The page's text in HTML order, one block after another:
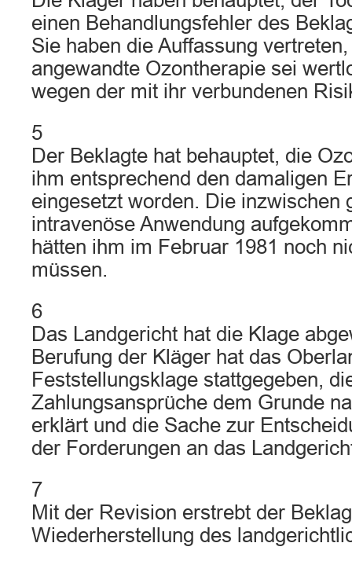
einen Behandlungsfehler des
Sie haben die Auffassung
angewandte Ozontherapie sei
wegen der mit ihr verbundenen
5
Der Beklagte hat behauptet, die
ihm entsprechend den damaligen
eingesetzt worden. Die inzwischen
intravenöse Anwendung
hätten ihm im Februar 1981 noch
müssen.
6
Das Landgericht hat die Klage
Berufung der Kläger hat das
Feststellungsklage stattgegeben,
Zahlungsansprüche dem Grunde
erklärt und die Sache zur
der Forderungen an das
7
Mit der Revision erstrebt der
Wiederherstellung des